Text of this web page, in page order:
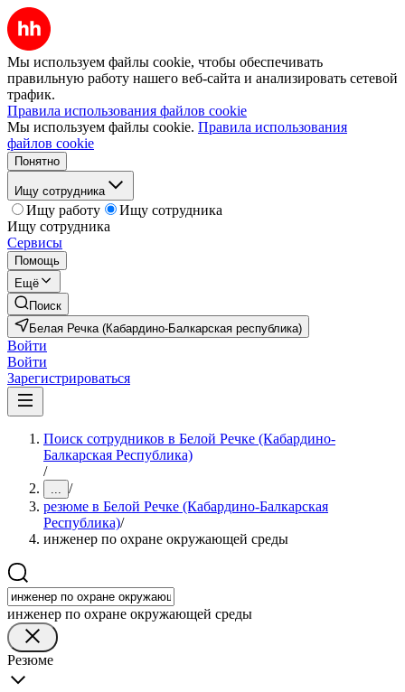
Мы используем файлы cookie, чтобы обеспечивать
правильную работу нашего веб-сайта и анализировать сетевой
трафик.
Правила использования файлов cookie
Мы используем файлы cookie. Правила использования
файлов cookie
Понятно
Ищу сотрудника
Ищу работу
Ищу сотрудника
Ищу сотрудника
Сервисы
Помощь
Ещё
Поиск
Белая Речка (Кабардино-Балкарская республика)
Войти
Войти
Зарегистрироваться
Поиск сотрудников в Белой Речке (Кабардино-
Балкарская Республика)
/
... /
резюме в Белой Речке (Кабардино-Балкарская
Республика)/
инженер по охране окружающей среды
инженер по охране окружающей среды
Резюме